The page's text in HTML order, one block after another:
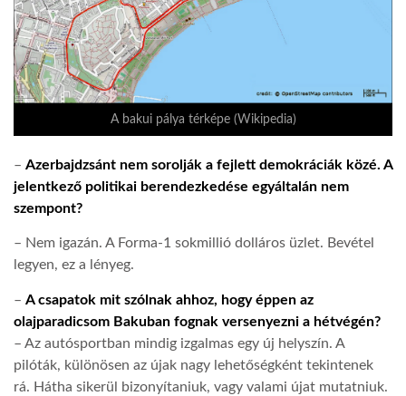
A bakui pálya térképe (Wikipedia)
– Azerbajdzsánt nem sorolják a fejlett demokráciák közé. A
jelentkező politikai berendezkedése egyáltalán nem
szempont?
– Nem igazán. A Forma-1 sokmillió dolláros üzlet. Bevétel
legyen, ez a lényeg.
– A csapatok mit szólnak ahhoz, hogy éppen az
olajparadicsom Bakuban fognak versenyezni a hétvégén?
– Az autósportban mindig izgalmas egy új helyszín. A
pilóták, különösen az újak nagy lehetőségként tekintenek
rá. Hátha sikerül bizonyítaniuk, vagy valami újat mutatniuk.